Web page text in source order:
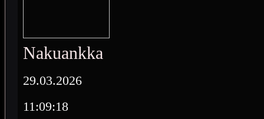
Nakuankka
29.03.2026
11:09:18